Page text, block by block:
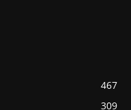
467
309